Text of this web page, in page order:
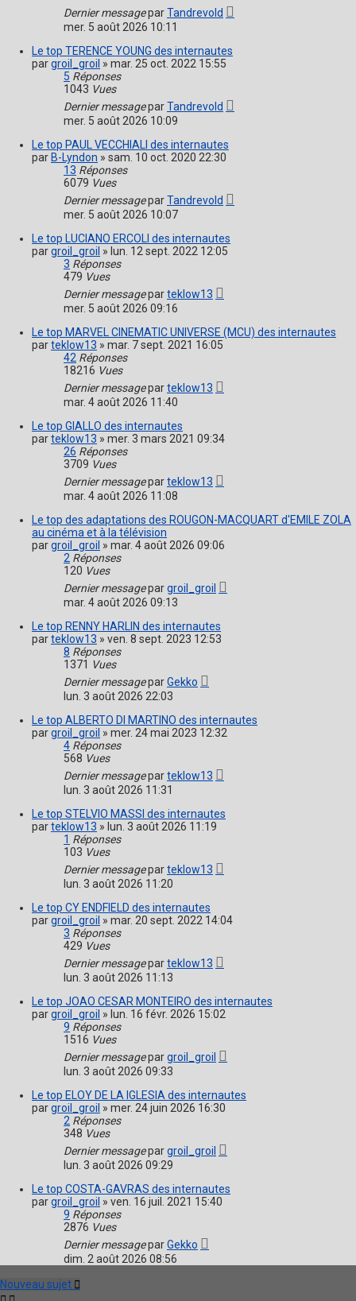
Dernier messageparTandrevold
mer. 5 août 2026 10:11
Le top TERENCE YOUNG des internautes
pargroil_groil » mar. 25 oct. 2022 15:55
5 Réponses
1043 Vues
Dernier messageparTandrevold
mer. 5 août 2026 10:09
Le top PAUL VECCHIALI des internautes
par B-Lyndon » sam. 10 oct. 2020 22:30
13 Réponses
6079 Vues
Dernier messageparTandrevold
mer. 5 août 2026 10:07
Le top LUCIANO ERCOLI des internautes
pargroil_groil » lun. 12 sept. 2022 12:05
3 Réponses
479 Vues
Dernier messageparteklow13
mer. 5 août 2026 09:16
Le top MARVEL CINEMATIC UNIVERSE (MCU) des internautes
parteklow13 » mar. 7 sept. 2021 16:05
42 Réponses
18216 Vues
Dernier messageparteklow13
mar. 4 août 2026 11:40
Le top GIALLO des internautes
parteklow13 » mer. 3 mars 2021 09:34
26 Réponses
3709 Vues
Dernier messageparteklow13
mar. 4 août 2026 11:08
Le top des adaptations des ROUGON-MACQUART d'EMILE ZOLA
au cinéma et à la télévision
pargroil_groil » mar. 4 août 2026 09:06
2 Réponses
120 Vues
Dernier messagepargroil_groil
mar. 4 août 2026 09:13
Le top RENNY HARLIN des internautes
parteklow13 » ven. 8 sept. 2023 12:53
8 Réponses
1371 Vues
Dernier messageparGekko
lun. 3 août 2026 22:03
Le top ALBERTO DI MARTINO des internautes
pargroil_groil » mer. 24 mai 2023 12:32
4 Réponses
568 Vues
Dernier messageparteklow13
lun. 3 août 2026 11:31
Le top STELVIO MASSI des internautes
parteklow13 » lun. 3 août 2026 11:19
1 Réponses
103 Vues
Dernier messageparteklow13
lun. 3 août 2026 11:20
Le top CY ENDFIELD des internautes
pargroil_groil » mar. 20 sept. 2022 14:04
3 Réponses
429 Vues
Dernier messageparteklow13
lun. 3 août 2026 11:13
Le top JOAO CESAR MONTEIRO des internautes
pargroil_groil » lun. 16 févr. 2026 15:02
9 Réponses
1516 Vues
Dernier messagepargroil_groil
lun. 3 août 2026 09:33
Le top ELOY DE LA IGLESIA des internautes
pargroil_groil » mer. 24 juin 2026 16:30
2 Réponses
348 Vues
Dernier messagepargroil_groil
lun. 3 août 2026 09:29
Le top COSTA-GAVRAS des internautes
pargroil_groil » ven. 16 juil. 2021 15:40
9 Réponses
2876 Vues
Dernier messageparGekko
dim. 2 août 2026 08:56
Nouveau sujet